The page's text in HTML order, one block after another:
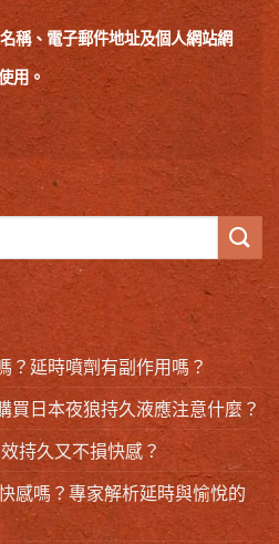
稱、電子郵件地址及個人網站網
用。
？延時噴劑有副作用嗎？
買日本夜狼持久液應注意什麼？
持久又不損快感？
感嗎？專家解析延時與愉悅的